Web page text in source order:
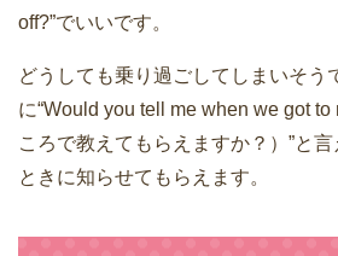
off?”でいいです。
どうしても乗り過ごしてしまいそう
に“Would you tell me when we got to
ころで教えてもらえますか？）”と
ときに知らせてもらえます。